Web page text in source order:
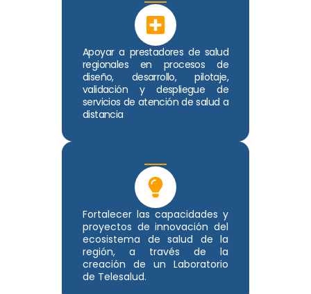
Apoyar a prestadores de salud
regionales en procesos de
diseño, desarrollo, pilotaje,
validación y despliegue de
servicios de atención de salud a
distancia
Fortalecer las capacidades y
proyectos de innovación del
ecosistema de salud de la
región, a través de la
creación de un Laboratorio
de Telesalud.